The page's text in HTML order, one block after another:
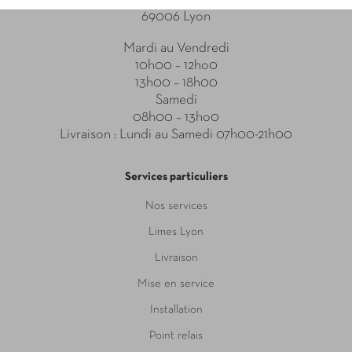
69006 Lyon
Mardi au Vendredi
10h00 – 12ho0
13h00 – 18h00
Samedi
08h00 – 13ho0
Livraison : Lundi au Samedi 07h00-21h00
Services particuliers
Nos services
Limes Lyon
Livraison
Mise en service
Installation
Point relais